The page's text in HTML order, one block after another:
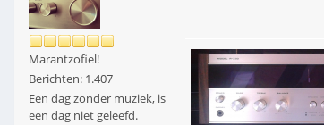
Marantzofiel!
Berichten: 1.407
Een dag zonder muziek, is
een dag niet geleefd.